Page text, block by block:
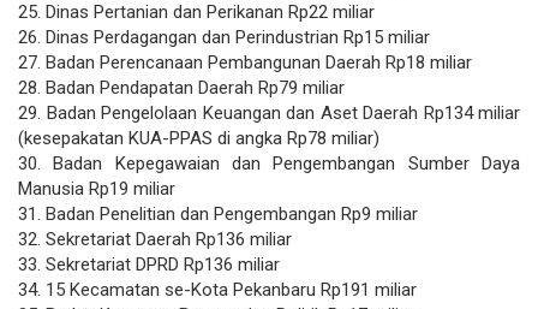
25. Dinas Pertanian dan Perikanan Rp22 miliar
26. Dinas Perdagangan dan Perindustrian Rp15 miliar
27. Badan Perencanaan Pembangunan Daerah Rp18 miliar
28. Badan Pendapatan Daerah Rp79 miliar
29. Badan Pengelolaan Keuangan dan Aset Daerah Rp134 miliar
(kesepakatan KUA-PPAS di angka Rp78 miliar)
30. Badan Kepegawaian dan Pengembangan Sumber Daya
Manusia Rp19 miliar
31. Badan Penelitian dan Pengembangan Rp9 miliar
32. Sekretariat Daerah Rp136 miliar
33. Sekretariat DPRD Rp136 miliar
34. 15 Kecamatan se-Kota Pekanbaru Rp191 miliar